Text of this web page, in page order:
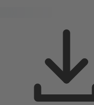
dimensions